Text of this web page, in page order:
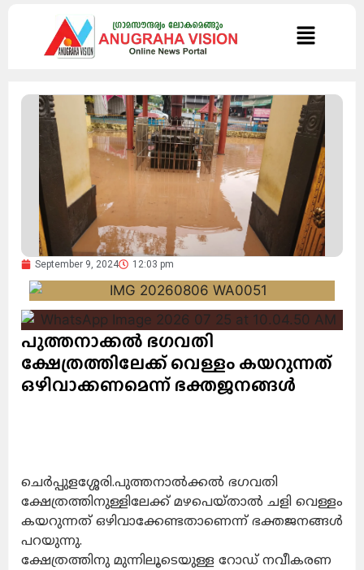
September 9, 2024 12:03 pm
പുത്തനാക്കൽ ഭഗവതി
ക്ഷേത്രത്തിലേക്ക് വെള്ളം കയറുന്നത്
ഒഴിവാക്കണമെന്ന് ഭക്തജനങ്ങൾ
ചെർപ്പുളശ്ശേരി.പുത്തനാൽക്കൽ ഭഗവതി
ക്ഷേത്രത്തിനുള്ളിലേക്ക് മഴപെയ്താൽ ചളി വെള്ളം
കയറുന്നത് ഒഴിവാക്കേണ്ടതാണെന്ന് ഭക്തജനങ്ങൾ
പറയുന്നു.
ക്ഷേത്രത്തിനു മുന്നിലൂടെയുള്ള റോഡ് നവീകരണ